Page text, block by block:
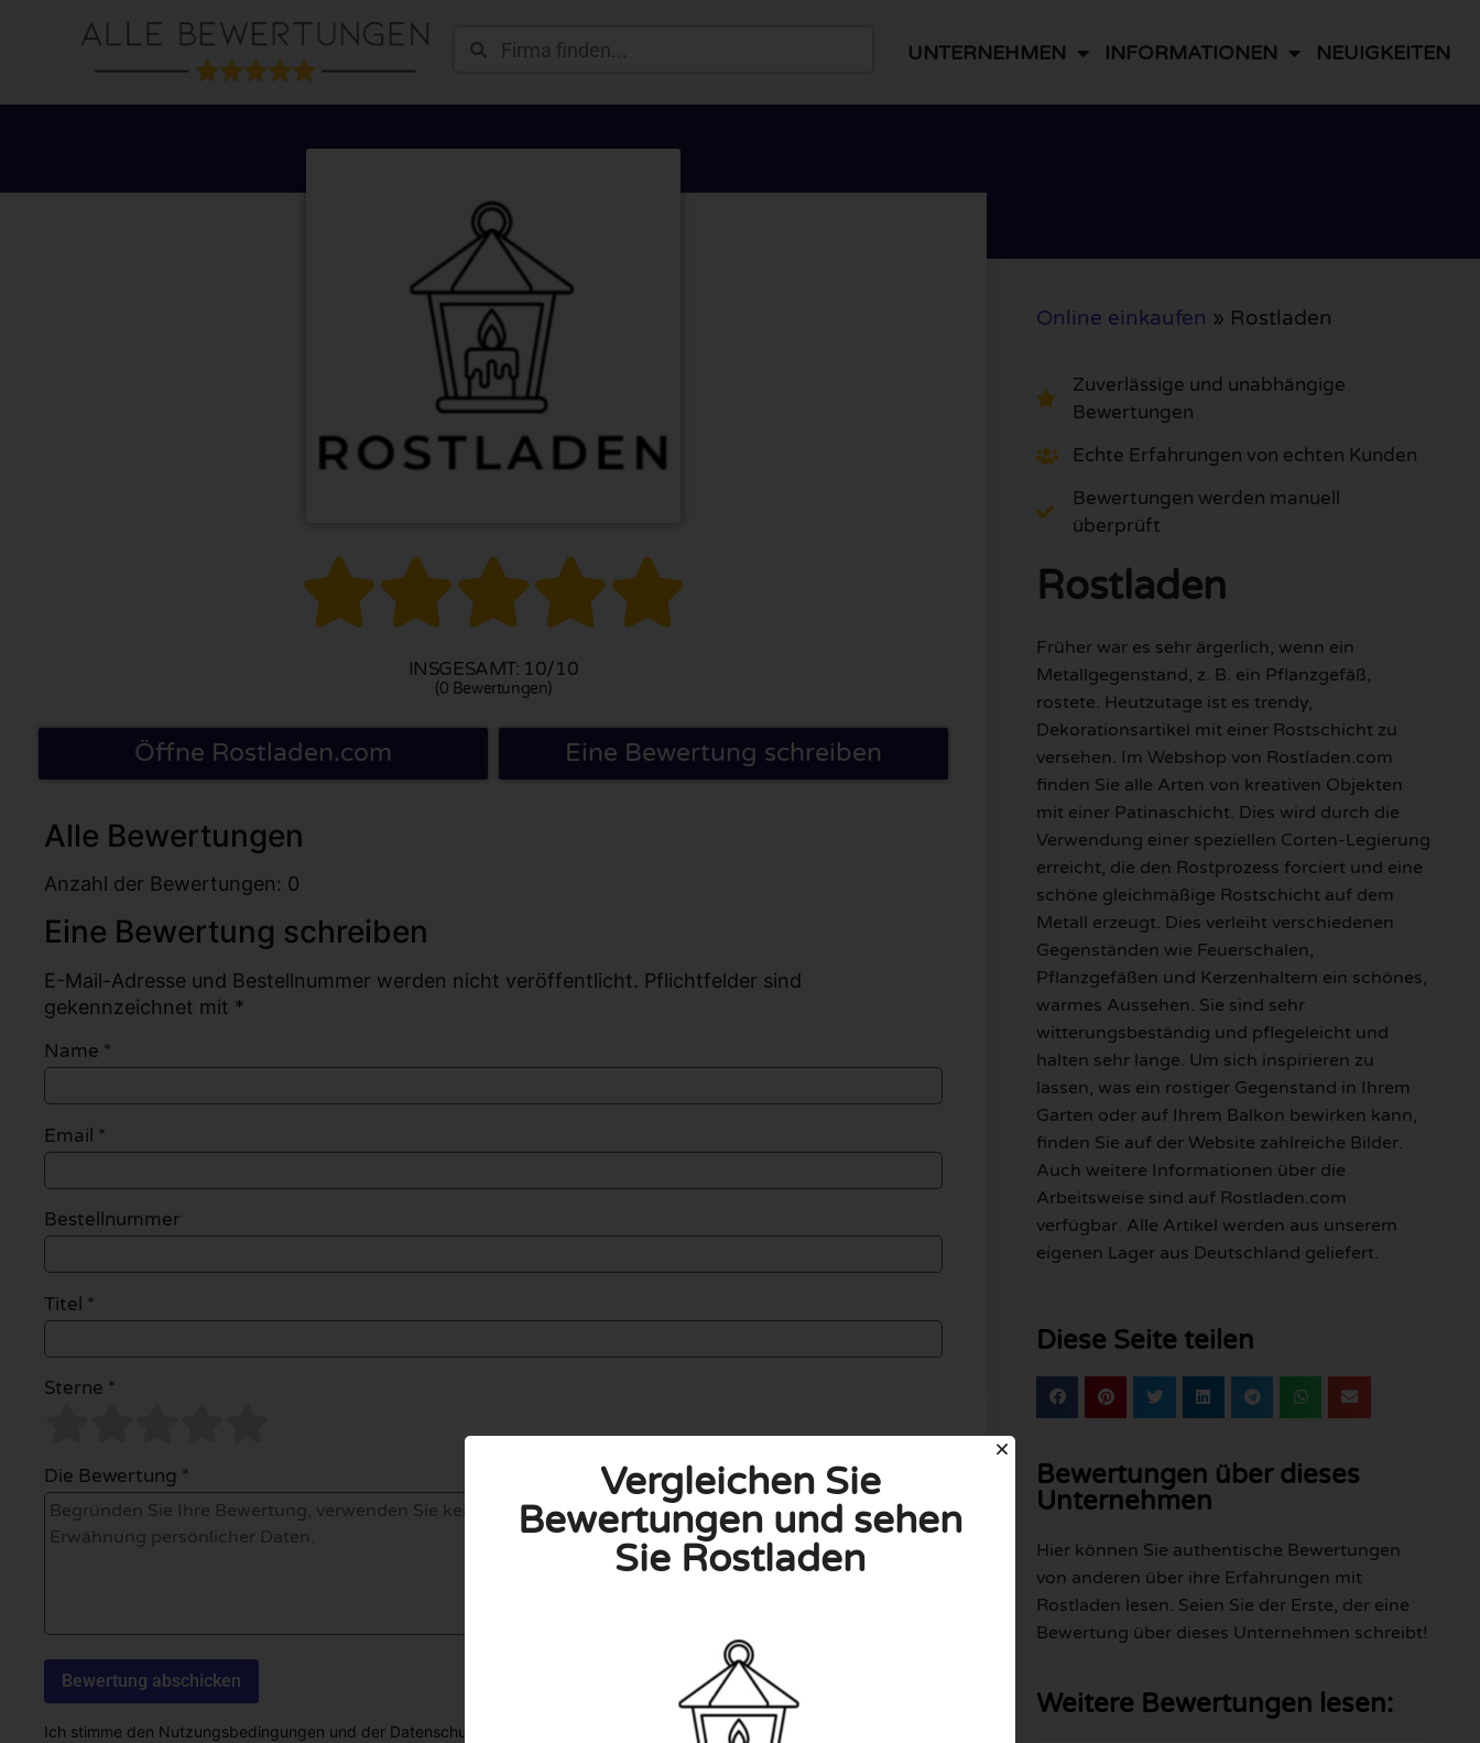
UNTERNEHMEN INFORMATIONEN NEUIGKEITEN

INSGESAMT: 10/10
(0 Bewertungen)
Öffne Rostladen.com Eine Bewertung schreiben
Alle Bewertungen
Anzahl der Bewertungen: 0
Eine Bewertung schreiben
E-Mail-Adresse und Bestellnummer werden nicht veröffentlicht. Pflichtfelder sind
gekennzeichnet mit *
Name *
Email *
Bestellnummer
Titel *
Sterne *
Die Bewertung *
Ich stimme den Nutzungsbedingungen und der Datenschutzrichtlinie zu, indem ich diese Bewertung abgebe. Ich erkläre
Online einkaufen » Rostladen
Zuverlässige und unabhängige
Bewertungen
Echte Erfahrungen von echten Kunden
Bewertungen werden manuell
überprüft
Rostladen
Früher war es sehr ärgerlich, wenn ein
Metallgegenstand, z. B. ein Pflanzgefäß,
rostete. Heutzutage ist es trendy,
Dekorationsartikel mit einer Rostschicht zu
versehen. Im Webshop von Rostladen.com
finden Sie alle Arten von kreativen Objekten
mit einer Patinaschicht. Dies wird durch die
Verwendung einer speziellen Corten-Legierung
erreicht, die den Rostprozess forciert und eine
schöne gleichmäßige Rostschicht auf dem
Metall erzeugt. Dies verleiht verschiedenen
Gegenständen wie Feuerschalen,
Pflanzgefäßen und Kerzenhaltern ein schönes,
warmes Aussehen. Sie sind sehr
witterungsbeständig und pflegeleicht und
halten sehr lange. Um sich inspirieren zu
lassen, was ein rostiger Gegenstand in Ihrem
Garten oder auf Ihrem Balkon bewirken kann,
finden Sie auf der Website zahlreiche Bilder.
Auch weitere Informationen über die
Arbeitsweise sind auf Rostladen.com
verfügbar. Alle Artikel werden aus unserem
eigenen Lager aus Deutschland geliefert.
Diese Seite teilen
Bewertungen über dieses
Unternehmen
Hier können Sie authentische Bewertungen
von anderen über ihre Erfahrungen mit
Rostladen lesen. Seien Sie der Erste, der eine
Bewertung über dieses Unternehmen schreibt!
Weitere Bewertungen lesen:
Vergleichen Sie
Bewertungen und sehen
Sie Rostladen